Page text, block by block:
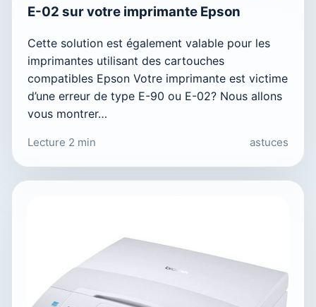
E-02 sur votre imprimante Epson
Cette solution est également valable pour les
imprimantes utilisant des cartouches
compatibles Epson Votre imprimante est victime
d’une erreur de type E-90 ou E-02? Nous allons
vous montrer…
Lecture 2 min astuces